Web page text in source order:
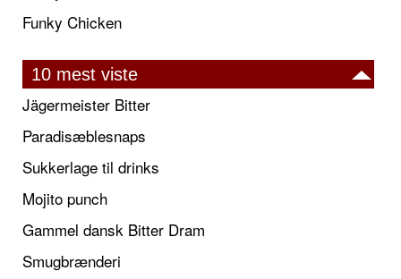
Funky Chicken
10 mest viste
Jägermeister Bitter
Paradisæblesnaps
Sukkerlage til drinks
Mojito punch
Gammel dansk Bitter Dram
Smugbrænderi